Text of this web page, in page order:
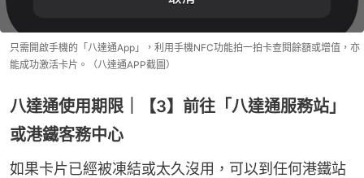
只需開啟手機的「八達通App」，利用手機NFC功能拍一拍卡查閱餘額或增值，亦
能成功激活卡片。（八達通APP截圖）
八達通使用期限｜【3】前往「八達通服務站」
或港鐵客務中心
如果卡片已經被凍結或太久沒用，可以到任何港鐵站